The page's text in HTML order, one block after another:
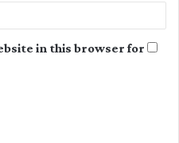
in this browser for